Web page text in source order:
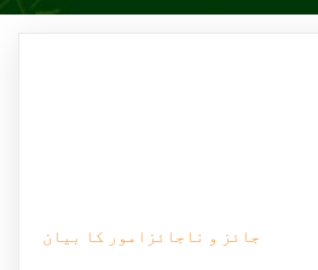
جائز و ناجائزامور کا بیان